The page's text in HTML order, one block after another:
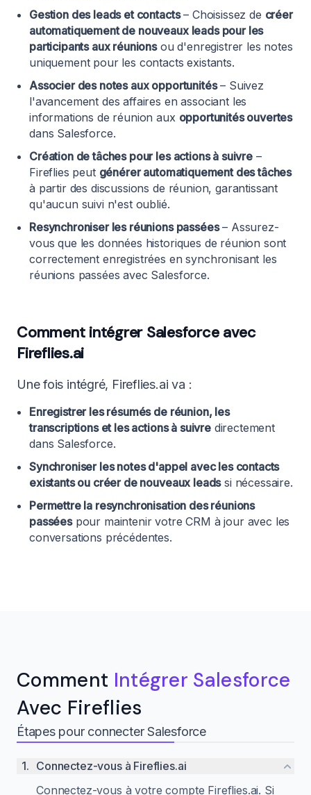
Gestion des leads et contacts– Choisissez de créer
automatiquement de nouveaux leads pour les
participants aux réunionsou d'enregistrer les notes
uniquement pour les contacts existants.
Associer des notes aux opportunités– Suivez
l'avancement des affaires en associant les
informations de réunion aux opportunités ouvertes
dans Salesforce.
Création de tâches pour les actions à suivre–
Fireflies peut générer automatiquement des tâches
à partir des discussions de réunion, garantissant
qu'aucun suivi n'est oublié.
Resynchroniser les réunions passées– Assurez-
vous que les données historiques de réunion sont
correctement enregistrées en synchronisant les
réunions passées avec Salesforce.
Comment intégrer Salesforce avec
Fireflies.ai
Une fois intégré, Fireflies.ai va :
Enregistrer les résumés de réunion, les
transcriptions et les actions à suivredirectement
dans Salesforce.
Synchroniser les notes d'appel avec les contacts
existants ou créer de nouveaux leadssi nécessaire.
Permettre la resynchronisation des réunions
passéespour maintenir votre CRM à jour avec les
conversations précédentes.
Comment Intégrer Salesforce
Avec Fireflies
Étapes pour connecter Salesforce
1. Connectez-vous à Fireflies.ai
Connectez-vous à votre compte Fireflies.ai. Si